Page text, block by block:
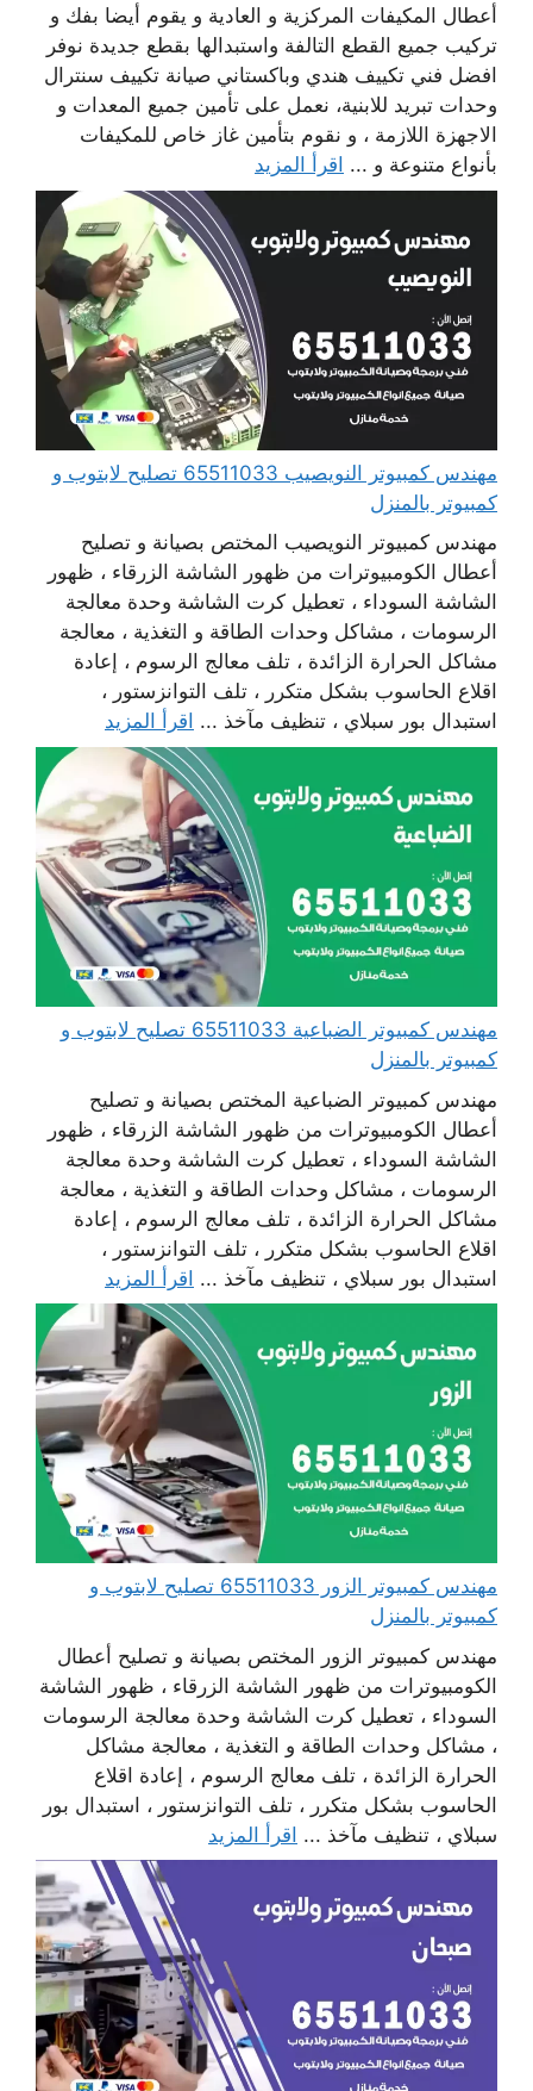
أعطال المكيفات المركزية و العادية و يقوم أيضا بفك و
تركيب جميع القطع التالفة واستبدالها بقطع جديدة نوفر
افضل فني تكييف هندي وباكستاني صيانة تكييف سنترال
وحدات تبريد للابنية، نعمل على تأمين جميع المعدات و
الاجهزة اللازمة ، و نقوم بتأمين غاز خاص للمكيفات
بأنواع متنوعة و ... اقرأ المزيد
مهندس كمبيوتر النويصيب 65511033 تصليح لابتوب و
كمبيوتر بالمنزل
مهندس كمبيوتر النويصيب المختص بصيانة و تصليح
أعطال الكومبيوترات من ظهور الشاشة الزرقاء ، ظهور
الشاشة السوداء ، تعطيل كرت الشاشة وحدة معالجة
الرسومات ، مشاكل وحدات الطاقة و التغذية ، معالجة
مشاكل الحرارة الزائدة ، تلف معالج الرسوم ، إعادة
اقلاع الحاسوب بشكل متكرر ، تلف التوانزستور ،
استبدال بور سبلاي ، تنظيف مآخذ ... اقرأ المزيد
مهندس كمبيوتر الضباعية 65511033 تصليح لابتوب و
كمبيوتر بالمنزل
مهندس كمبيوتر الضباعية المختص بصيانة و تصليح
أعطال الكومبيوترات من ظهور الشاشة الزرقاء ، ظهور
الشاشة السوداء ، تعطيل كرت الشاشة وحدة معالجة
الرسومات ، مشاكل وحدات الطاقة و التغذية ، معالجة
مشاكل الحرارة الزائدة ، تلف معالج الرسوم ، إعادة
اقلاع الحاسوب بشكل متكرر ، تلف التوانزستور ،
استبدال بور سبلاي ، تنظيف مآخذ ... اقرأ المزيد
مهندس كمبيوتر الزور 65511033 تصليح لابتوب و
كمبيوتر بالمنزل
مهندس كمبيوتر الزور المختص بصيانة و تصليح أعطال
الكومبيوترات من ظهور الشاشة الزرقاء ، ظهور الشاشة
السوداء ، تعطيل كرت الشاشة وحدة معالجة الرسومات
، مشاكل وحدات الطاقة و التغذية ، معالجة مشاكل
الحرارة الزائدة ، تلف معالج الرسوم ، إعادة اقلاع
الحاسوب بشكل متكرر ، تلف التوانزستور ، استبدال بور
سبلاي ، تنظيف مآخذ ... اقرأ المزيد